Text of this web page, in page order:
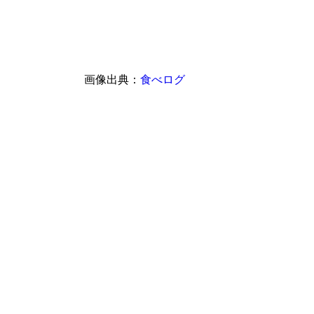
画像出典： 食べログ